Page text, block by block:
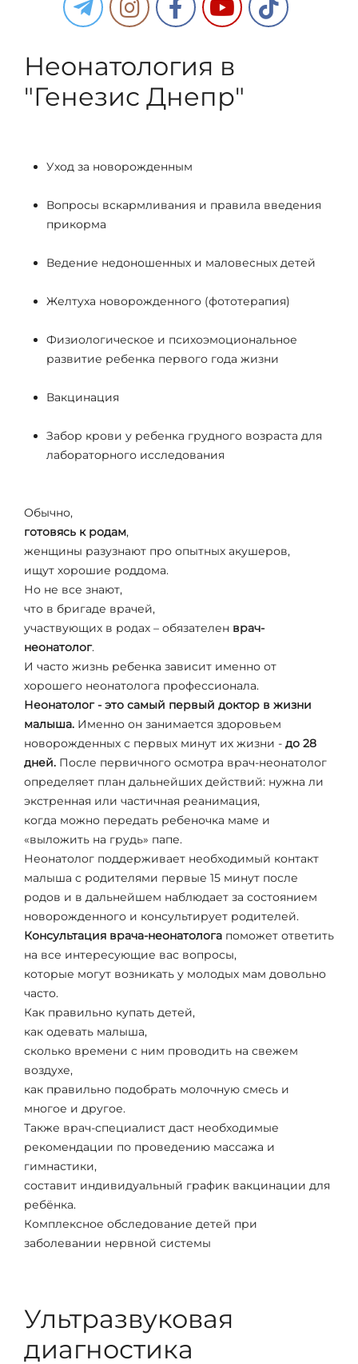
Неонатология в
"Генезис Днепр"
Уход за новорожденным
Вопросы вскармливания и правила введения
прикорма
Ведение недоношенных и маловесных детей
Желтуха новорожденного (фототерапия)
Физиологическое и психоэмоциональное
развитие ребенка первого года жизни
Вакцинация
Забор крови у ребенка грудного возраста для
лабораторного исследования
Обычно,
готовясь к родам,
женщины разузнают про опытных акушеров,
ищут хорошие роддома.
Но не все знают,
что в бригаде врачей,
участвующих в родах – обязателен врач-
неонатолог.
И часто жизнь ребенка зависит именно от
хорошего неонатолога профессионала.
Неонатолог - это самый первый доктор в жизни
малыша. Именно он занимается здоровьем
новорожденных с первых минут их жизни - до 28
дней. После первичного осмотра врач-неонатолог
определяет план дальнейших действий: нужна ли
экстренная или частичная реанимация,
когда можно передать ребеночка маме и
«выложить на грудь» папе.
Неонатолог поддерживает необходимый контакт
малыша с родителями первые 15 минут после
родов и в дальнейшем наблюдает за состоянием
новорожденного и консультирует родителей.
Консультация врача-неонатолога поможет ответить
на все интересующие вас вопросы,
которые могут возникать у молодых мам довольно
часто.
Как правильно купать детей,
как одевать малыша,
сколько времени с ним проводить на свежем
воздухе,
как правильно подобрать молочную смесь и
многое и другое.
Также врач-специалист даст необходимые
рекомендации по проведению массажа и
гимнастики,
составит индивидуальный график вакцинации для
ребёнка.
Комплексное обследование детей при
заболевании нервной системы
Ультразвуковая
диагностика